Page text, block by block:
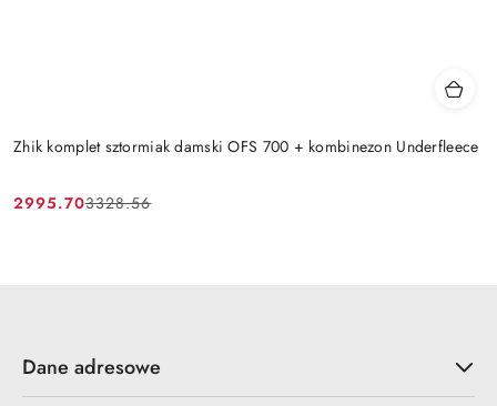
Zhik komplet sztormiak damski OFS 700 + kombinezon Underfleece
Cena
2995.70
Cena
3328.56
Dane adresowe